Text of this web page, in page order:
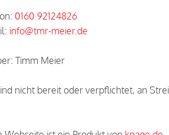
0160 92124826
info@tmr-meier.de
Timm Meier
nicht bereit oder verpflichtet, an